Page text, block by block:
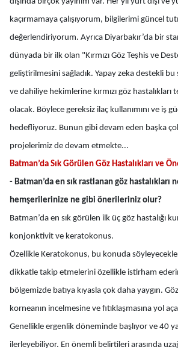
kaçırmamaya çalışıyorum, bilgilerimi güncel
değerlendiriyorum. Ayrıca Diyarbakır’da bir
dünyada bir ilk olan "Kırmızı Göz Teşhis ve
geliştirilmesini sağladık. Yapay zeka destekli
ve dahiliye hekimlerine kırmızı göz hastalıkları
olacak. Böylece gereksiz ilaç kullanımını ve iş
hedefliyoruz. Bunun gibi devam eden başka
projelerimiz de devam etmekte...
Batman’da Sık Görülen Göz Hastalıkları ve
- Batman’da en sık rastlanan göz hastalıkları
hemşerilerinize ne gibi önerileriniz olur?
Batman’da en sık görülen ilk üç göz hastalığı
konjonktivit ve keratokonus.
Özellikle Keratokonus, bu konuda
dikkatle takip etmelerini özellikle istirham
bölgemizde batıya kıyasla çok daha yaygın.
korneanın incelmesine ve fıtıklaşmasına yol
Genellikle ergenlik döneminde başlıyor ve 40
ilerleyebiliyor. En önemli belirtileri arasında